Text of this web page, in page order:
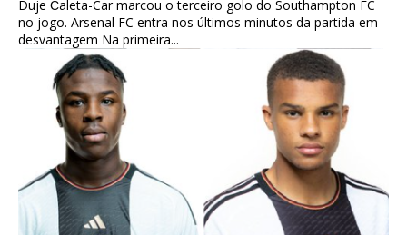
Duje Ćaleta-Car marcou o terceiro golo do Southampton FC
no jogo. Arsenal FC entra nos últimos minutos da partida em
desvantagem Na primeira...